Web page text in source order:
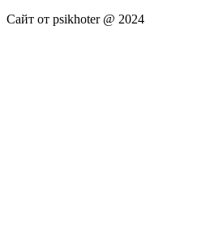
Сайт от psikhoter @ 2024